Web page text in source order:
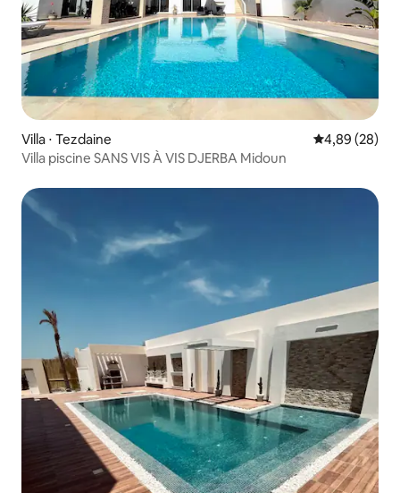
Villa ⋅ Tezdaine Évaluation
4,89 (28)
Villa piscine SANS VIS À VIS DJERBA Midoun